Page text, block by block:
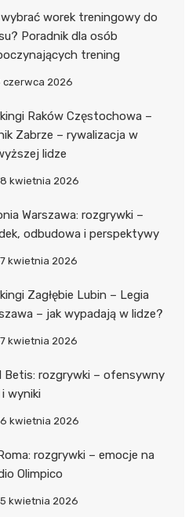
worek treningowy do
Poradnik dla osób
trening
czerwca 2026
Raków Częstochowa –
Zabrze – rywalizacja w
lidze
kwietnia 2026
Warszawa: rozgrywki –
odbudowa i perspektywy
kwietnia 2026
Zagłębie Lubin – Legia
– jak wypadają w lidze?
kwietnia 2026
Betis: rozgrywki – ofensywny
wyniki
kwietnia 2026
rozgrywki – emocje na
Olimpico
kwietnia 2026